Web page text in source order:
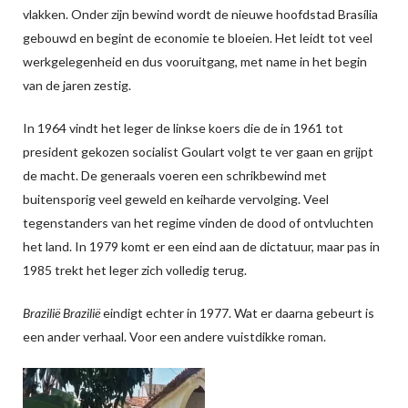
vlakken. Onder zijn bewind wordt de nieuwe hoofdstad Brasília
gebouwd en begint de economie te bloeien. Het leidt tot veel
werkgelegenheid en dus vooruitgang, met name in het begin
van de jaren zestig.
In 1964 vindt het leger de linkse koers die de in 1961 tot
president gekozen socialist Goulart volgt te ver gaan en grijpt
de macht. De generaals voeren een schrikbewind met
buitensporig veel geweld en keiharde vervolging. Veel
tegenstanders van het regime vinden de dood of ontvluchten
het land. In 1979 komt er een eind aan de dictatuur, maar pas in
1985 trekt het leger zich volledig terug.
Brazilië Braziliëeindigt echter in 1977. Wat er daarna gebeurt is
een ander verhaal. Voor een andere vuistdikke roman.